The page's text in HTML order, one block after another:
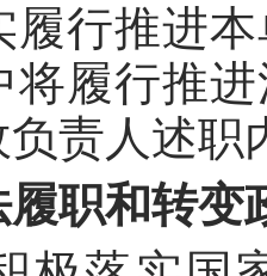
履行推进
将履行推
责人述职
履职和转变